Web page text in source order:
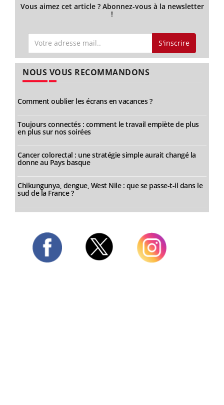
Vous aimez cet article ? Abonnez-vous à la newsletter
!
S'inscrire
NOUS VOUS RECOMMANDONS
Comment oublier les écrans en vacances ?
Toujours connectés : comment le travail empiète de plus
en plus sur nos soirées
Cancer colorectal : une stratégie simple aurait changé la
donne au Pays basque
Chikungunya, dengue, West Nile : que se passe-t-il dans le
sud de la France ?